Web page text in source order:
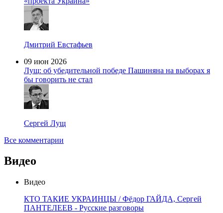
Дмитрий Евстафьев
09 июн 2026
Лущ: об убедительной победе Пашиняна на выборах я
бы говорить не стал
Сергей Лущ
Все комментарии
Видео
Видео
КТО ТАКИЕ УКРАИНЦЫ / Фёдор ГАЙДА, Сергей
ПАНТЕЛЕЕВ - Русские разговоры